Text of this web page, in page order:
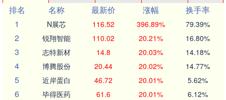
排名
名称 最新价 涨幅
换手率
1
N展芯 116.52 396.89% 79.39%
2 锐翔智能 110.02 20.21% 16.80%
3 志特新材 14.8 20.03% 14.18%
4 博腾股份 20.44 20.02% 14.77%
5 近岸蛋白 46.72 20.01% 5.62%
6 毕得医药 61.6 20.01% 6.12%